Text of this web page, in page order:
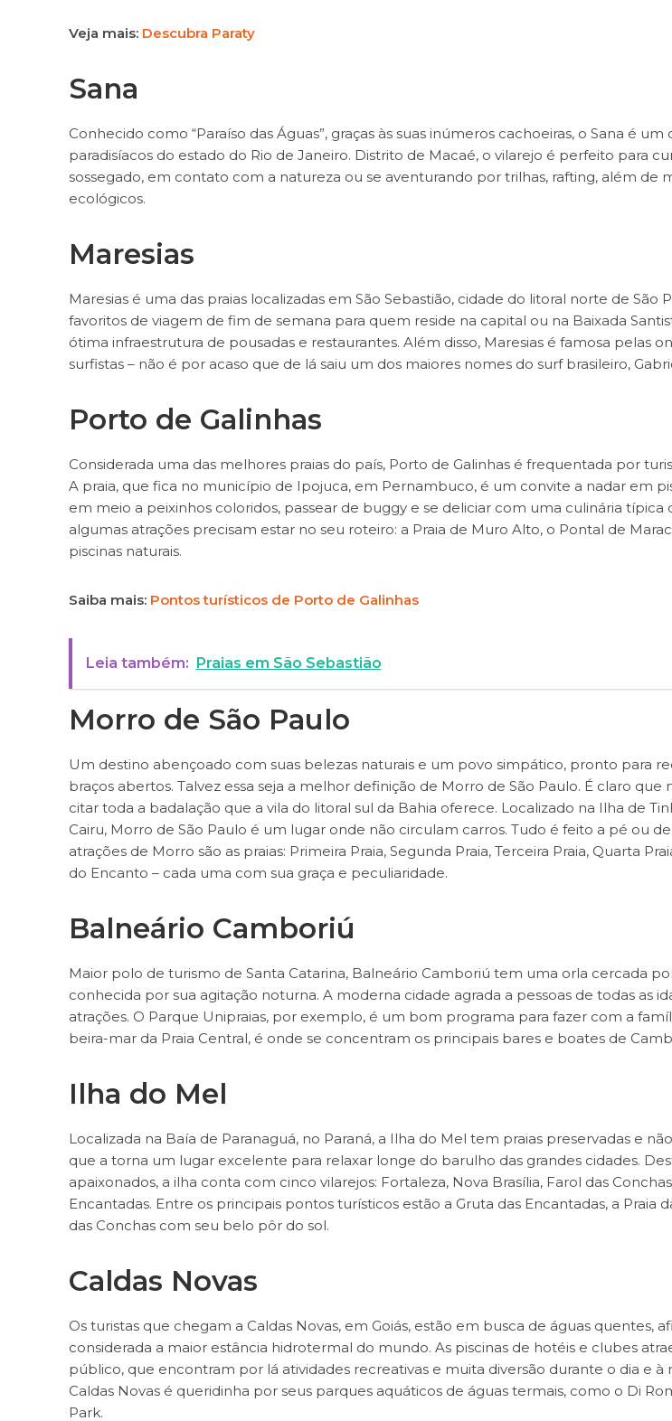
Veja mais: Descubra Paraty
Sana
Conhecido como “Paraíso das Águas”, graças às suas inúmeros cachoeiras, o Sana é
paradisíacos do estado do Rio de Janeiro. Distrito de Macaé, o vilarejo é perfeito para
sossegado, em contato com a natureza ou se aventurando por trilhas, rafting, além de
ecológicos.
Maresias
Maresias é uma das praias localizadas em São Sebastião, cidade do litoral norte de São
favoritos de viagem de fim de semana para quem reside na capital ou na Baixada
ótima infraestrutura de pousadas e restaurantes. Além disso, Maresias é famosa pelas
surfistas – não é por acaso que de lá saiu um dos maiores nomes do surf brasileiro,
Porto de Galinhas
Considerada uma das melhores praias do país, Porto de Galinhas é frequentada por
A praia, que fica no município de Ipojuca, em Pernambuco, é um convite a nadar em
em meio a peixinhos coloridos, passear de buggy e se deliciar com uma culinária típica
algumas atrações precisam estar no seu roteiro: a Praia de Muro Alto, o Pontal de
piscinas naturais.
Saiba mais: Pontos turísticos de Porto de Galinhas
Leia também: Praias em São Sebastião
Morro de São Paulo
Um destino abençoado com suas belezas naturais e um povo simpático, pronto para
braços abertos. Talvez essa seja a melhor definição de Morro de São Paulo. É claro
citar toda a badalação que a vila do litoral sul da Bahia oferece. Localizado na Ilha de
Cairu, Morro de São Paulo é um lugar onde não circulam carros. Tudo é feito a pé ou
atrações de Morro são as praias: Primeira Praia, Segunda Praia, Terceira Praia, Quarta
do Encanto – cada uma com sua graça e peculiaridade.
Balneário Camboriú
Maior polo de turismo de Santa Catarina, Balneário Camboriú tem uma orla cercada
conhecida por sua agitação noturna. A moderna cidade agrada a pessoas de todas as
atrações. O Parque Unipraias, por exemplo, é um bom programa para fazer com a
beira-mar da Praia Central, é onde se concentram os principais bares e boates de
Ilha do Mel
Localizada na Baía de Paranaguá, no Paraná, a Ilha do Mel tem praias preservadas e
que a torna um lugar excelente para relaxar longe do barulho das grandes cidades.
apaixonados, a ilha conta com cinco vilarejos: Fortaleza, Nova Brasília, Farol das
Encantadas. Entre os principais pontos turísticos estão a Gruta das Encantadas, a Praia
das Conchas com seu belo pôr do sol.
Caldas Novas
Os turistas que chegam a Caldas Novas, em Goiás, estão em busca de águas quentes,
considerada a maior estância hidrotermal do mundo. As piscinas de hotéis e clubes
público, que encontram por lá atividades recreativas e muita diversão durante o dia e à
Caldas Novas é queridinha por seus parques aquáticos de águas termais, como o Di
Park.